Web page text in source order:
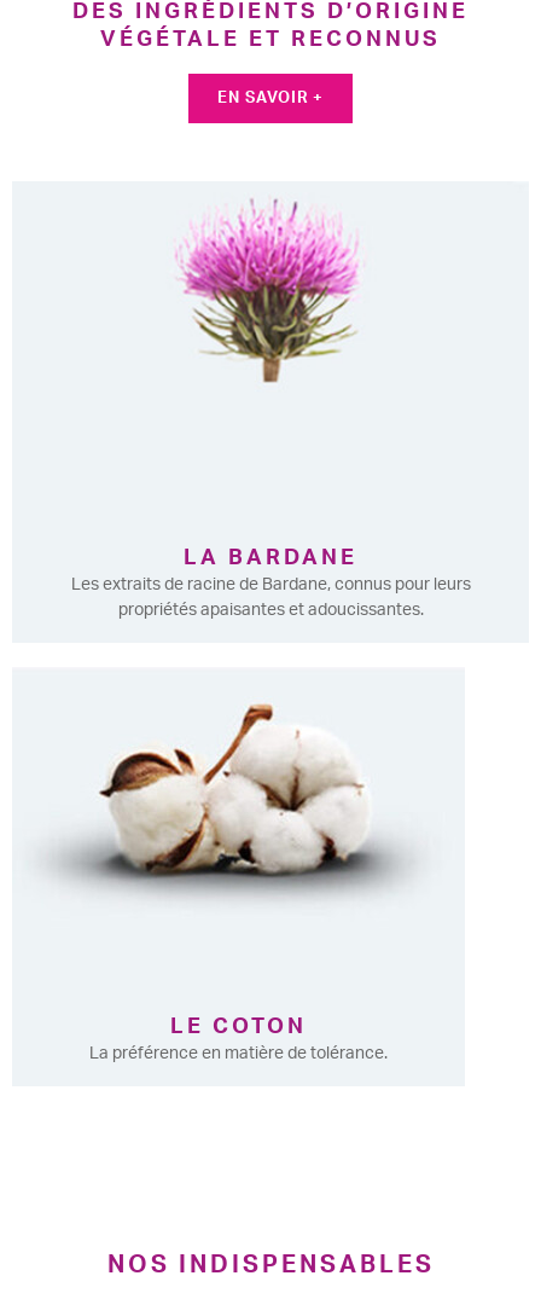
DES INGRÉDIENTS D’ORIGINE
VÉGÉTALE ET RECONNUS
EN SAVOIR +
LA BARDANE
Les extraits de racine de Bardane, connus pour leurs
propriétés apaisantes et adoucissantes.
LE COTON
La préférence en matière de tolérance.
NOS INDISPENSABLES